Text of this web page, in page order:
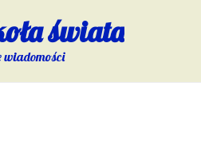
świata
wiadomości